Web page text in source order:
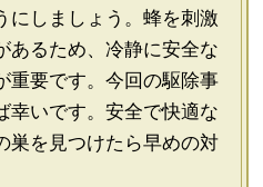
にしましょう。蜂を刺激
あるため、冷静に安全な
重要です。今回の駆除事
幸いです。安全で快適な
巣を見つけたら早めの対